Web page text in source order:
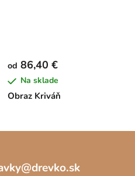
Obraz Kriváň
od 86,40 €
Na sklade
@drevko.sk